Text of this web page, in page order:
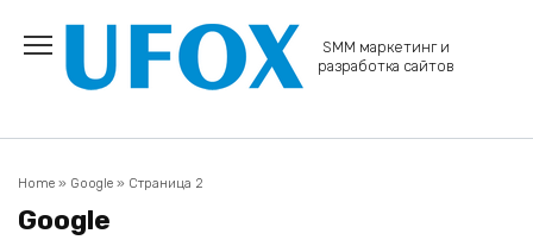
содержанию
SMM маркетинг и
разработка сайтов
Home » Google » Страница 2
Google